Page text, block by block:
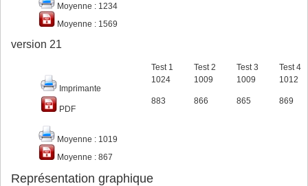
Moyenne : 1234
Moyenne : 1569
version 21
Test 1 Test 2 Test 3 Test 4
Imprimante
1024 1009 1009 1012
PDF
883 866 865 869
Moyenne : 1019
Moyenne : 867
Représentation graphique